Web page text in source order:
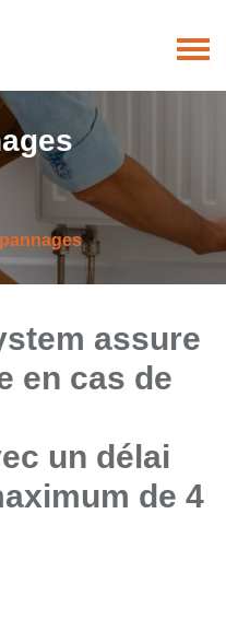
assure
en cas de
un délai
de 4